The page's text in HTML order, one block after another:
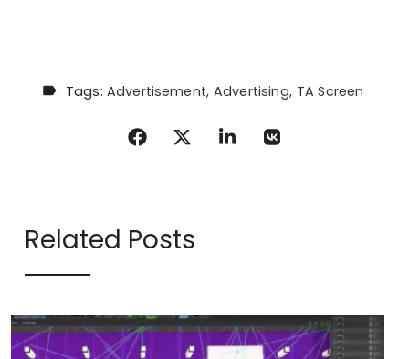
Tags:Advertisement Advertising TA Screen
Related Posts